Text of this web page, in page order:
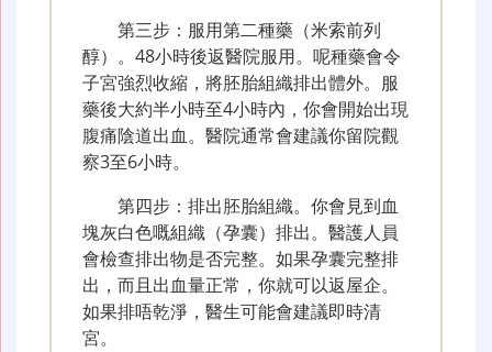
第三步：服用第二種藥（米索前列
醇）。48小時後返醫院服用。呢種藥會令
子宮強烈收縮，將胚胎組織排出體外。服
藥後大約半小時至4小時內，你會開始出現
腹痛陰道出血。醫院通常會建議你留院觀
察3至6小時。
第四步：排出胚胎組織。你會見到血
塊灰白色嘅組織（孕囊）排出。醫護人員
會檢查排出物是否完整。如果孕囊完整排
出，而且出血量正常，你就可以返屋企。
如果排唔乾淨，醫生可能會建議即時清
宮。